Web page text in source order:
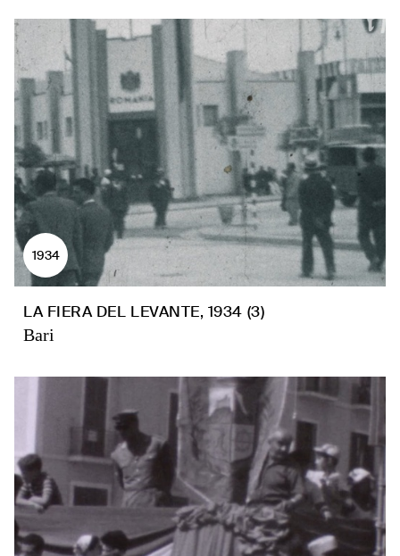
1934
LA FIERA DEL LEVANTE, 1934 (3)
Bari